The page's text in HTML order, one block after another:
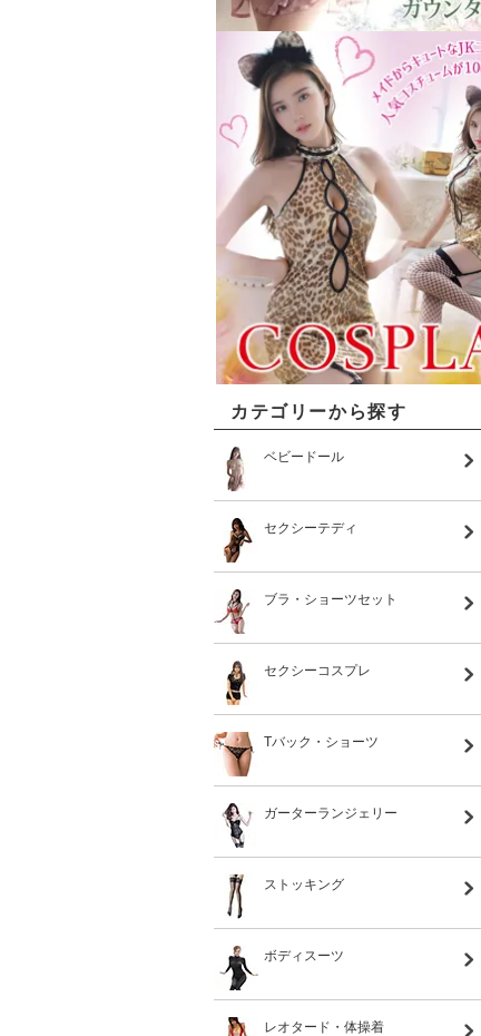
カテゴリーから探す
ベビードール
セクシーテディ
ブラ・ショーツセット
セクシーコスプレ
Tバック・ショーツ
ガーターランジェリー
ストッキング
ボディスーツ
レオタード・体操着